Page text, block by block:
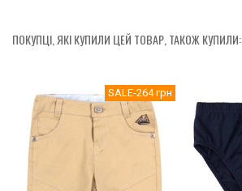
ПОКУПЦІ, ЯКІ КУПИЛИ ЦЕЙ ТОВАР, ТАКОЖ КУПИЛИ:
SALE-264 грн